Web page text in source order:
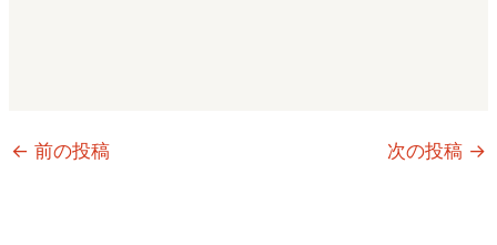
← 前の投稿 次の投稿 →